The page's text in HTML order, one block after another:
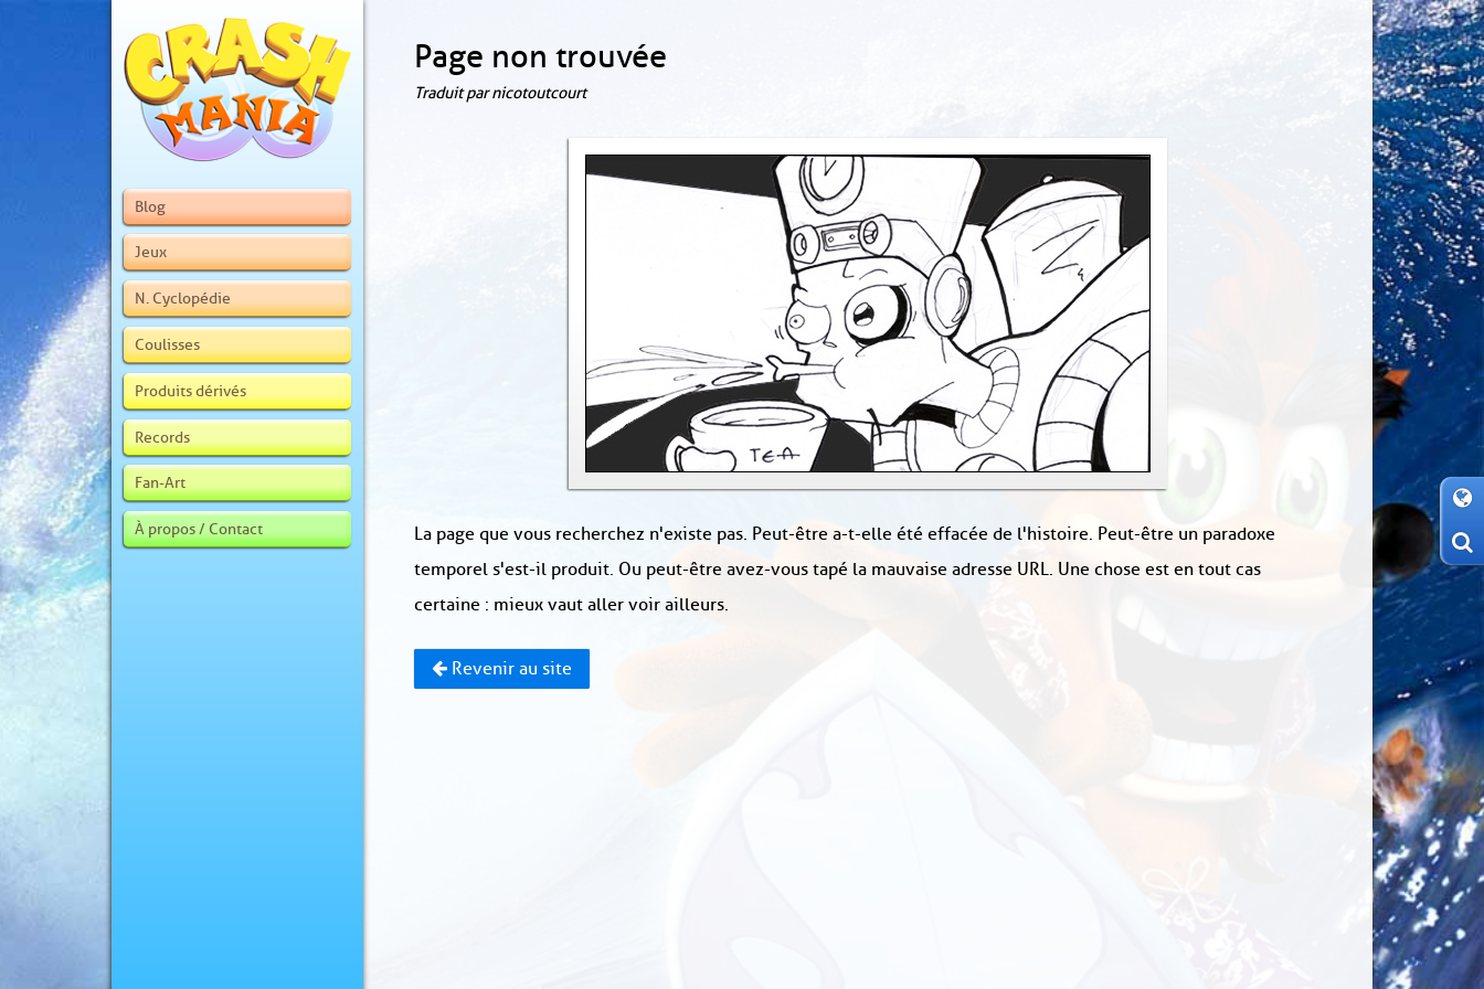
Blog
Jeux
N. Cyclopédie
Coulisses
Produits dérivés
Records
Fan-Art
À propos / Contact
Page non trouvée
Traduit par nicotoutcourt
La page que vous recherchez n'existe pas. Peut-être a-t-elle été effacée de l'histoire. Peut-être un paradoxe
temporel s'est-il produit. Ou peut-être avez-vous tapé la mauvaise adresse URL. Une chose est en tout cas
certaine : mieux vaut aller voir ailleurs.
Revenir au site